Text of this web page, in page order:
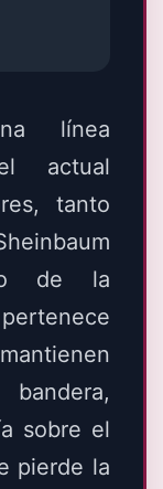
línea
actual
tanto
de la
sobre el
pierde la